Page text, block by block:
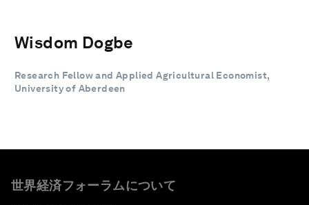
Wisdom Dogbe
Research Fellow and Applied Agricultural Economist,
University of Aberdeen
世界経済フォーラムについて